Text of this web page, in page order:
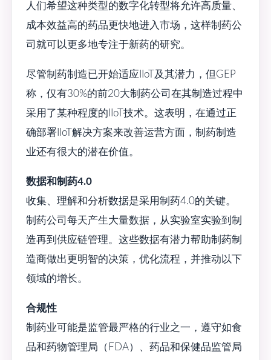
人们希望这种类型的数字化转型将允许高质量、
成本效益高的药品更快地进入市场，这样制药公
司就可以更多地专注于新药的研究。
尽管制药制造已开始适应IIoT及其潜力，但GEP
称，仅有30%的前20大制药公司在其制造过程中
采用了某种程度的IIoT技术。这表明，在通过正
确部署IIoT解决方案来改善运营方面，制药制造
业还有很大的潜在价值。
数据和制药4.0
收集、理解和分析数据是采用制药4.0的关键。
制药公司每天产生大量数据，从实验室实验到制
造再到供应链管理。这些数据有潜力帮助制药制
造商做出更明智的决策，优化流程，并推动以下
领域的增长。
合规性
制药业可能是监管最严格的行业之一，遵守如食
品和药物管理局（FDA）、药品和保健品监管局